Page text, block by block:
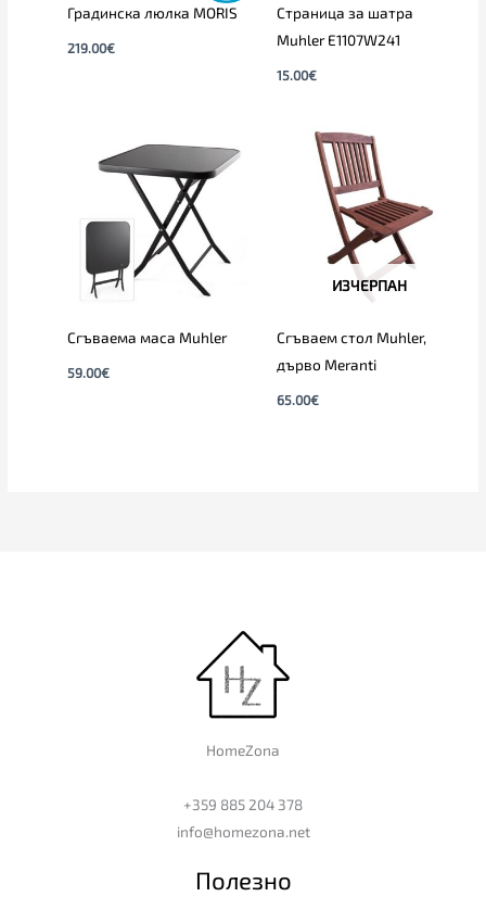
Градинска люлка MORIS
219.00€
Страница за шатра
Muhler E1107W241
15.00€
Сгъваема маса Muhler
59.00€
ИЗЧЕРПАН
Сгъваем стол Muhler,
дърво Meranti
65.00€
HomeZona
+359 885 204 378
info@homezona.net
Полезно